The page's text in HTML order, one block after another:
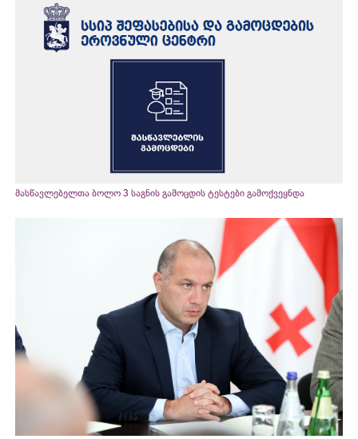
მასწავლებელთა ბოლო 3 საგნის გამოცდის ტესტები გამოქვეყნდა